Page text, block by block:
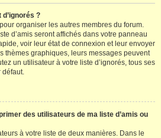
?
organiser les autres membres du forum.
d’amis seront affichés dans votre panneau
voir leur état de connexion et leur envoyer
thèmes graphiques, leurs messages peuvent
un utilisateur à votre liste d’ignorés, tous ses
défaut.
des utilisateurs de ma liste d’amis ou
à votre liste de deux manières. Dans le